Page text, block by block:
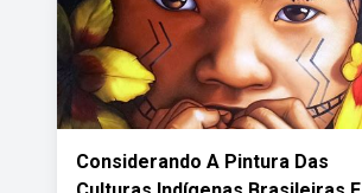
Considerando A Pintura Das